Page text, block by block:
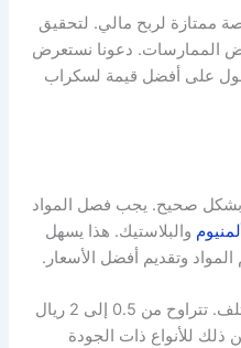
ممتازة لربح مالي. لتحقيق
الممارسات. دعونا نستعرض
على أفضل قيمة لسكراب
بشكل صحيح. يجب فصل المواد
والبلاستيك. هذا يسهل
وتقديم أفضل الأسعار.
أسعار شراء السكراب في جدة تختلف. تتراوح من 0.5 إلى 2 ريال
ذلك للأنواع ذات الجودة